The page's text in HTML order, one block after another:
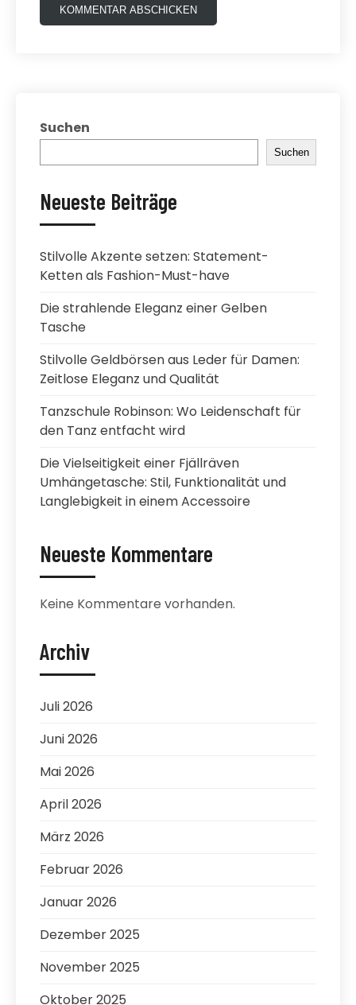
Suchen
Suchen
Neueste Beiträge
Stilvolle Akzente setzen: Statement-
Ketten als Fashion-Must-have
Die strahlende Eleganz einer Gelben
Tasche
Stilvolle Geldbörsen aus Leder für Damen:
Zeitlose Eleganz und Qualität
Tanzschule Robinson: Wo Leidenschaft für
den Tanz entfacht wird
Die Vielseitigkeit einer Fjällräven
Umhängetasche: Stil, Funktionalität und
Langlebigkeit in einem Accessoire
Neueste Kommentare
Keine Kommentare vorhanden.
Archiv
Juli 2026
Juni 2026
Mai 2026
April 2026
März 2026
Februar 2026
Januar 2026
Dezember 2025
November 2025
Oktober 2025